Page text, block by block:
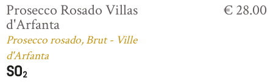
Prosecco Rosado Villas
d'Arfanta
Prosecco rosado, Brut - Ville
d'Arfanta
€ 28.00